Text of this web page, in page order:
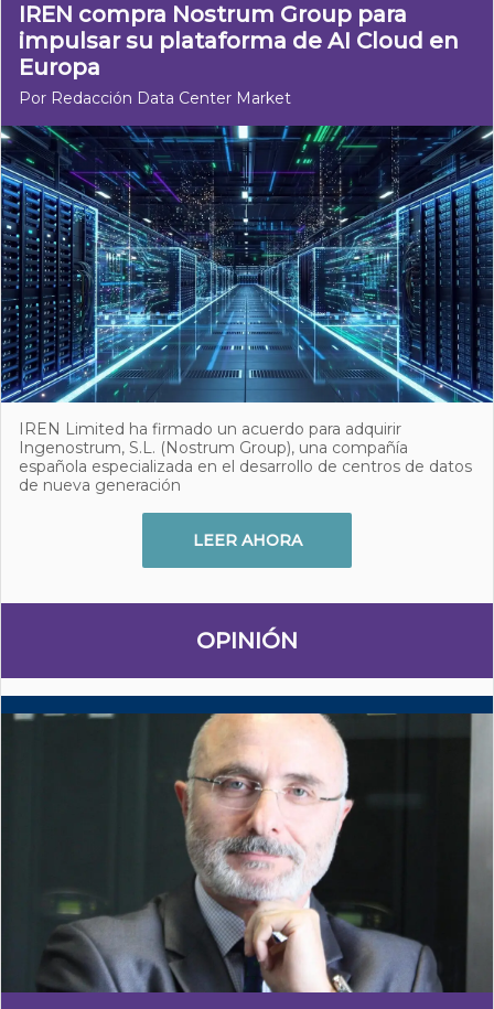
IREN compra Nostrum Group para
impulsar su plataforma de AI Cloud en
Europa
Por Redacción Data Center Market
IREN Limited ha firmado un acuerdo para adquirir
Ingenostrum, S.L. (Nostrum Group), una compañía
española especializada en el desarrollo de centros de datos
de nueva generación
LEER AHORA
OPINIÓN